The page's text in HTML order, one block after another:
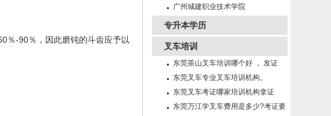
％-90％，因此磨钝的斗齿应予以
招生
广州城建职业技术学院
专升本学历
叉车培训
东莞茶山叉车培训哪个好 ， 发证
快！
东莞叉车专业叉车培训机构。
东莞叉车考证哪家培训机构拿证
快！
东莞万江学叉车费用是多少?考证要